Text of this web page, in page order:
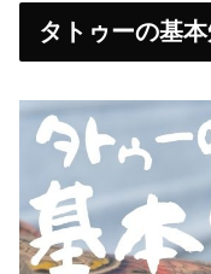
タトゥーの基